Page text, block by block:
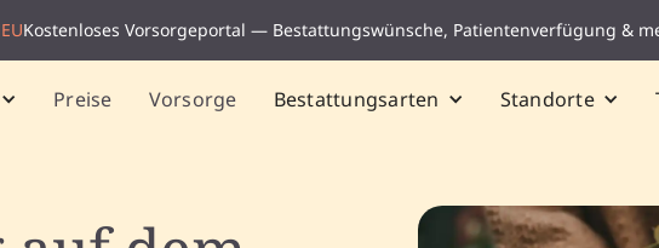
Kostenloses Vorsorgeportal — Bestattungswünsche, Patientenverfügung &
Preise Vorsorge Bestattungsarten Standorte